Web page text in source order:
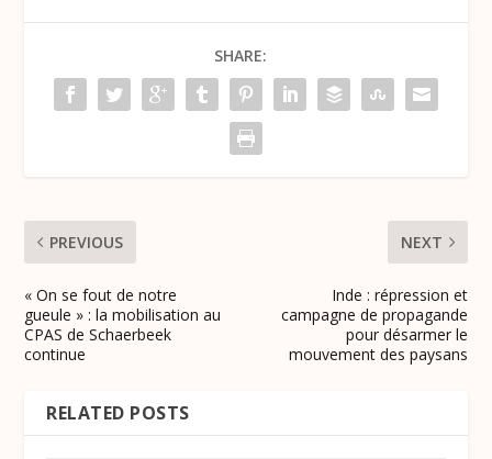
SHARE:
PREVIOUS
« On se fout de notre
gueule » : la mobilisation au
CPAS de Schaerbeek
continue
NEXT
Inde : répression et
campagne de propagande
pour désarmer le
mouvement des paysans
RELATED POSTS